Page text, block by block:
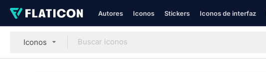
Autores Iconos Stickers Iconos de interfaz
Iconos